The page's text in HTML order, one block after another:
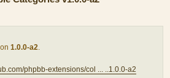
1.0.0-a2.
phpbb-extensions/col ... ..1.0.0-a2